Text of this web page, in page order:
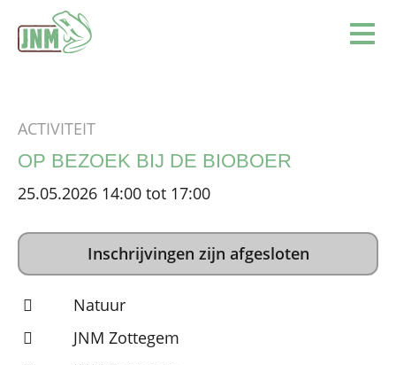
ACTIVITEIT
OP BEZOEK BIJ DE BIOBOER
25.05.2026 14:00 tot 17:00
Inschrijvingen zijn afgesloten
Natuur
JNM Zottegem